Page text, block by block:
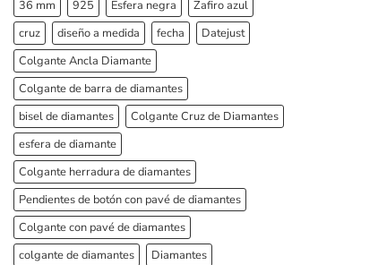
36 mm
925 Esfera negra
Zafiro azul
cruz
diseño a medida fecha
Datejust
Colgante Ancla Diamante
Colgante de barra de diamantes
bisel de diamantes
Colgante Cruz de Diamantes
esfera de diamante
Colgante herradura de diamantes
Pendientes de botón con pavé de diamantes
Colgante con pavé de diamantes
colgante de diamantes
Diamantes